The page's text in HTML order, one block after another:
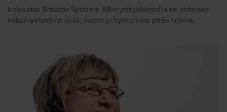
Indexator Rotator Systems AB:n yritysfilosofia on yhteinen
näkemyksemme siitä, miten yrityksemme pitää toimia.